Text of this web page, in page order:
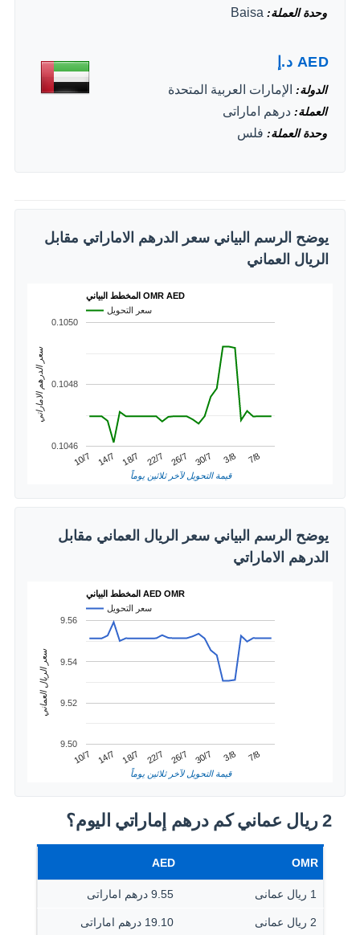
وحدة العملة Baisa
AED د.إ
الدولة الإمارات العربية المتحدة
العملة درهم اماراتى
وحدة العملة فلس
يوضح الرسم البياني سعر الدرهم الاماراتي مقابل
الريال العماني
المخطط البياني OMR AED
سعر التحويل
10/7 14/7 18/7 22/7 26/7 30/7 3/8 7/8
0.1046
0.1048
0.1050
قيمة التحويل لآخر ثلاثين يوماً
سعر الدرهم الاماراتي
يوضح الرسم البياني سعر الريال العماني مقابل
الدرهم الاماراتي
المخطط البياني AED OMR
سعر التحويل
10/7 14/7 18/7 22/7 26/7 30/7 3/8 7/8
9.50
9.52
9.54
9.56
قيمة التحويل لآخر ثلاثين يوماً
سعر الريال العماني
2 ريال عماني كم درهم إماراتي اليوم؟
OMR
AED
1 ريال عمانى 9.55 درهم اماراتى
2 ريال عمانى 19.10 درهم اماراتى